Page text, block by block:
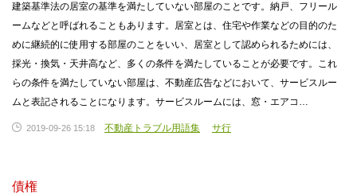
建築基準法の居室の基準を満たしていない部屋のことです。納戸、フリール
ームなどと呼ばれることもあります。居室とは、住宅や作業などの目的のた
めに継続的に使用する部屋のことをいい、居室として認められるためには、
採光・換気・天井高など、多くの条件を満たしていることが必要です。これ
らの条件を満たしていない部屋は、不動産広告などにおいて、サービスルー
ムと表記されることになります。サービスルームには、窓・エアコ…
2019-09-26 15:18 不動産トラブル用語集 サ行
債権